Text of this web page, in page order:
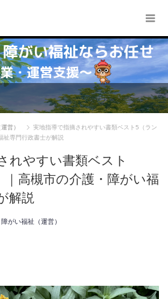
営）
実地指導で指摘されやすい書類ベスト5（ラン
祉専門行政書士が解説
れやすい書類ベスト
高槻市の介護・障がい福
解説
障がい福祉（運営）